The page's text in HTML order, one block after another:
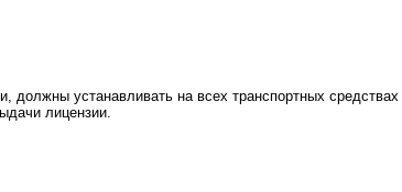
должны устанавливать на всех транспортных средствах
лицензии.